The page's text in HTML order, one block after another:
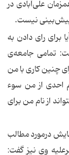
علی‌آبادی در
پیش‌بینی نیست.
برای رای دادن به
تمامی جامعه‌ی
چنین كاری با من
احدی از من سوء
از نام من برای
درمورد مطالب
وی نیز گفت: